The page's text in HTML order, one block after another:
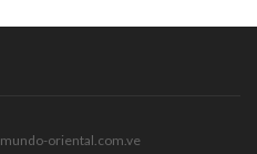
oriental.com.ve